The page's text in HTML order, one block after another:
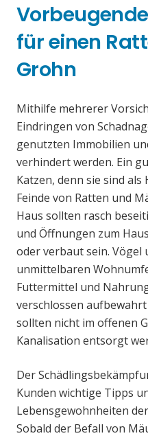
für einen
Grohn
Mithilfe mehrerer
Eindringen von
genutzten Immobilien
verhindert werden. Ein
Katzen, denn sie sind
Feinde von Ratten und
Haus sollten rasch
und Öffnungen zum
oder verbaut sein. Vögel
unmittelbaren
Futtermittel und
verschlossen
sollten nicht im offenen
Kanalisation entsorgt
Der
Kunden wichtige Tipps
Lebensgewohnheiten
Sobald der Befall von